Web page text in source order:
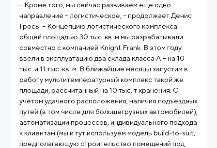
– Кроме того, мы сейчас развиваем еще одно
направление – логистическое, – продолжает Денис
Грось. – Концепцию логистического комплекса
общей площадью 30 тыс. кв. м мы разрабатывали
совместно с компанией Knight Frank. В этом году
ввели в эксплуатацию два склада класса А – на 10
тыс. и 11 тыс. кв. м. В ближайшие месяцы запустим в
работу мультитемпературный комплекс такой же
площади, рассчитанный на 10 тыс. т хранения. С
учетом удачного расположения, наличия подъездных
путей (в том числе для большегрузных автомобилей),
автоматизации процессов, индивидуального подхода
к клиентам (мы и тут используем модель build-to-suit,
предполагающую строительство помещений под